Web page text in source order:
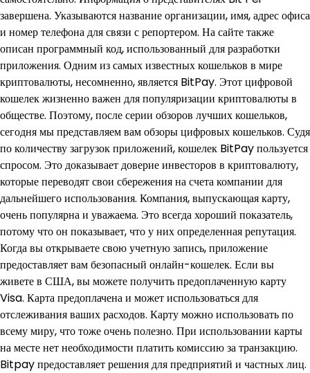
завершена. Указываются название организации, имя, адрес офиса
и номер телефона для связи с репортером. На сайте также
описан программный код, использованный для разработки
приложения. Одним из самых известных кошельков в мире
криптовалюты, несомненно, является BitPay. Этот цифровой
кошелек жизненно важен для популяризации криптовалюты в
обществе. Поэтому, после серии обзоров лучших кошельков,
сегодня мы представляем вам обзоры цифровых кошельков. Судя
по количеству загрузок приложений, кошелек BitPay пользуется
спросом. Это доказывает доверие инвесторов в криптовалюту,
которые переводят свои сбережения на счета компании для
дальнейшего использования. Компания, выпускающая карту,
очень популярна и уважаема. Это всегда хороший показатель,
потому что он показывает, что у них определенная репутация.
Когда вы открываете свою учетную запись, приложение
предоставляет вам безопасный онлайн-кошелек. Если вы
живете в США, вы можете получить предоплаченную карту
Visa. Карта предоплачена и может использоваться для
отслеживания ваших расходов. Карту можно использовать по
всему миру, что тоже очень полезно. При использовании карты
на месте нет необходимости платить комиссию за транзакцию.
Bitpay предоставляет решения для предприятий и частных лиц.